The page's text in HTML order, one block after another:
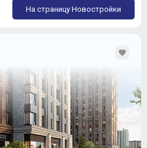
На страницу Новостройки